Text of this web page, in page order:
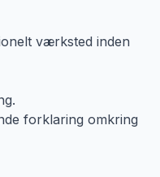
værksted inden
forklaring omkring